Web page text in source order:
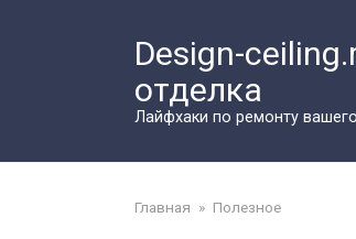
Design-
отделка
Лайфхаки по ремонту
Главная » Полезное